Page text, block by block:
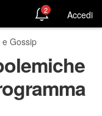
2 Accedi
e Gossip